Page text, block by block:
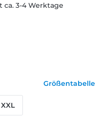
3-4 Werktage
Größentabelle
XXL